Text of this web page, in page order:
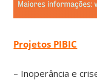
Projetos PIBIC
– Inoperância e